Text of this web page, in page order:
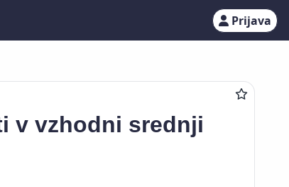
Prijava
v vzhodni srednji